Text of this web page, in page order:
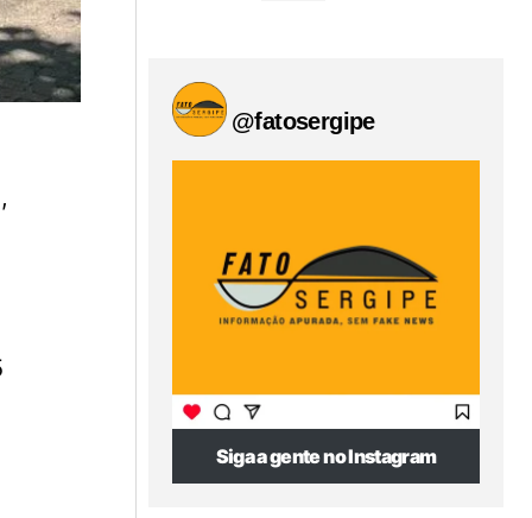
@fatosergipe
Siga a gente no Instagram